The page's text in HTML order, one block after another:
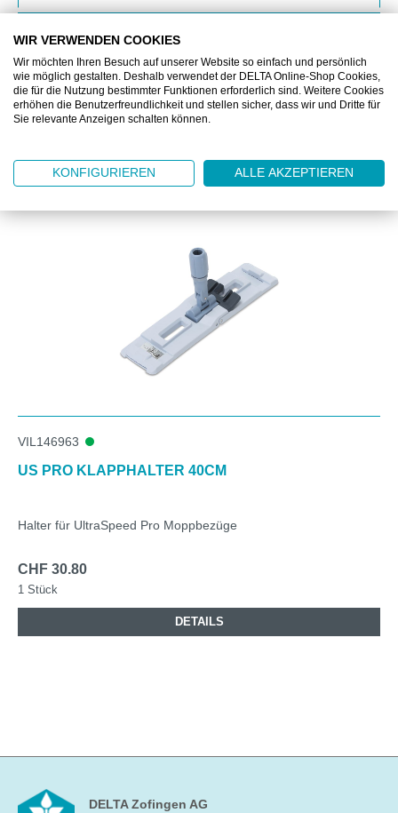
DOWNLOAD
Produktgalerie überspringen
Zubehör
VIL146963
US PRO KLAPPHALTER 40CM
Halter für UltraSpeed Pro Moppbezüge
CHF 30.80
1 Stück
DETAILS
DELTA Zofingen AG
WIR VERWENDEN COOKIES
Wir möchten Ihren Besuch auf unserer Website so einfach und persönlich
wie möglich gestalten. Deshalb verwendet der DELTA Online-Shop Cookies,
die für die Nutzung bestimmter Funktionen erforderlich sind. Weitere Cookies
erhöhen die Benutzerfreundlichkeit und stellen sicher, dass wir und Dritte für
Sie relevante Anzeigen schalten können.
KONFIGURIEREN ALLE AKZEPTIEREN